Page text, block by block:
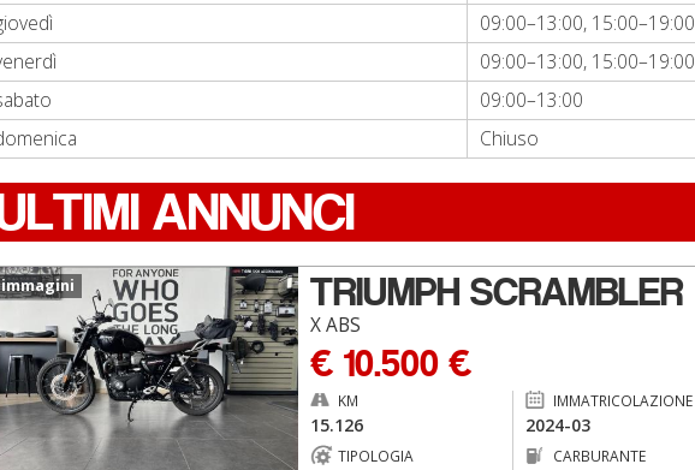
09:00–13:00, 15:00–19:00
09:00–13:00, 15:00–19:00
09:00–13:00
Chiuso
ANNUNCI
immagini TRIUMPH SCRAMBLER
X ABS
€ 10.500 €
KM
15.126
IMMATRICOLAZIONE
2024-03
TIPOLOGIA CARBURANTE